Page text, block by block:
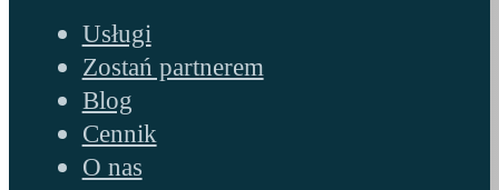
Usługi
Zostań partnerem
Blog
Cennik
O nas